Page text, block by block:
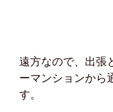
遠方なので、出張
ーマンションから
す。